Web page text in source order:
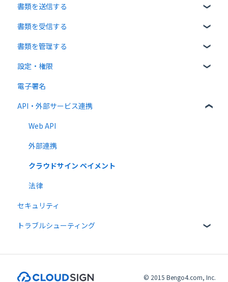
操作方法について
通知メールについて
有料プラン
無料オプション
有料オプション
連携プラン
ログイン関連
書類を送信する
書類のアップロード・編集
宛先設定
一括送信
送信時の設定
送信後の操作
テンプレート
書類を受信する
受信者ガイド
書類の受信
書類を管理する
書類の確認
書類情報の入力
書類インポート
複数部署管理
設定・権限
個人設定
管理者向け設定
高度な設定をする
電子署名
API・外部サービス連携
Web API
外部連携
クラウドサイン ペイメント
法律
セキュリティ
トラブルシューティング
© 2015 Bengo4.com, Inc.